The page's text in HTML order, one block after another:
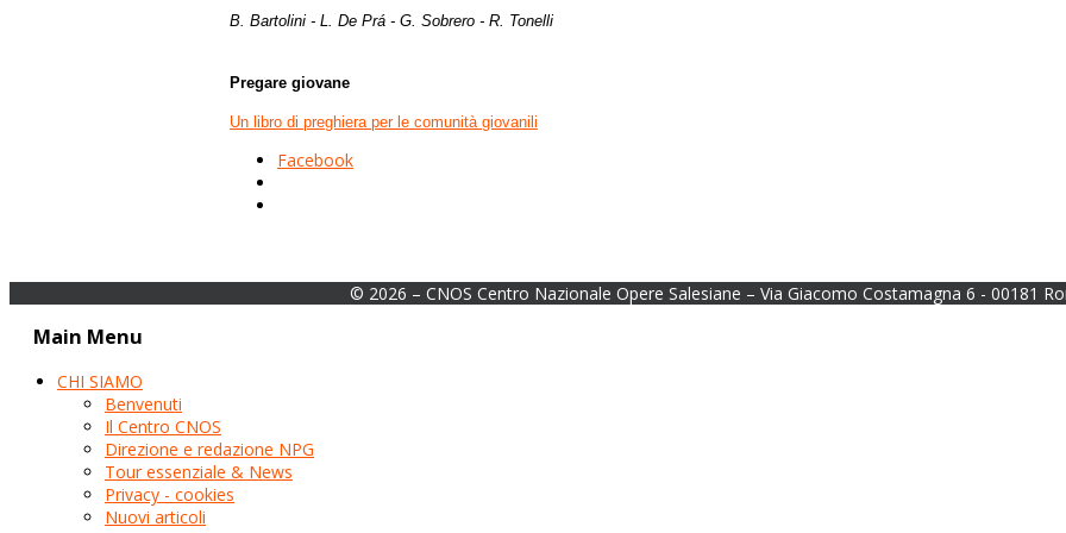
B. Bartolini - L. De Prá - G. Sobrero - R. Tonelli
Pregare giovane
Un libro di preghiera per le comunità giovanili
Facebook
© 2026 – CNOS Centro Nazionale Opere Salesiane – Via Giacomo Costamagna 6 - 00181
Main Menu
CHI SIAMO
Benvenuti
Il Centro CNOS
Direzione e redazione NPG
Tour essenziale & News
Privacy - cookies
Nuovi articoli